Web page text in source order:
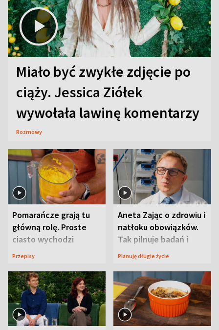
Miało być zwykłe zdjęcie po
ciąży. Jessica Ziółek
wywołała lawinę komentarzy
Rozmowy
Pomarańcze grają tu
główną rolę. Proste
ciasto wychodzi
wyjątkowo wilgotne
Przepisy
Aneta Zając o zdrowiu i
natłoku obowiązków.
Tak pilnuje badań i
wizyt
Planuję długie życie